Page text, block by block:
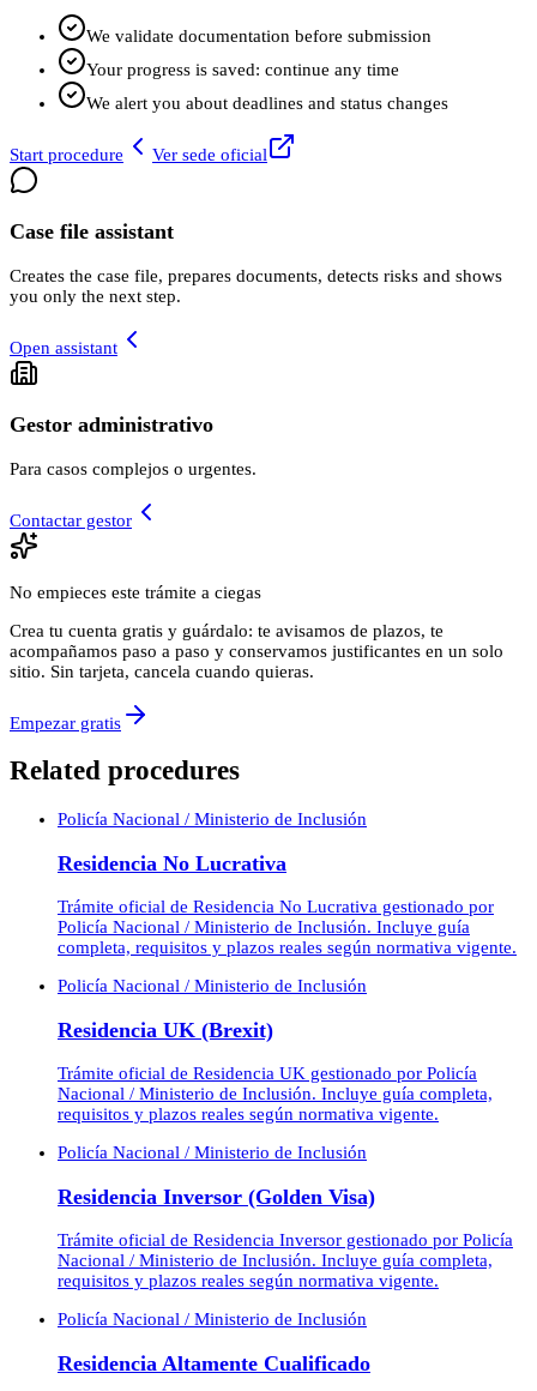
We validate documentation before submission
Your progress is saved: continue any time
We alert you about deadlines and status changes
Start procedure Ver sede oficial
Case file assistant
Creates the case file, prepares documents, detects risks and shows
you only the next step.
Open assistant
Gestor administrativo
Para casos complejos o urgentes.
Contactar gestor
No empieces este trámite a ciegas
Crea tu cuenta gratis y guárdalo: te avisamos de plazos, te
acompañamos paso a paso y conservamos justificantes en un solo
sitio. Sin tarjeta, cancela cuando quieras.
Empezar gratis
Related procedures
Policía Nacional / Ministerio de Inclusión
Residencia No Lucrativa
Trámite oficial de Residencia No Lucrativa gestionado por
Policía Nacional / Ministerio de Inclusión. Incluye guía
completa, requisitos y plazos reales según normativa vigente.
Policía Nacional / Ministerio de Inclusión
Residencia UK (Brexit)
Trámite oficial de Residencia UK gestionado por Policía
Nacional / Ministerio de Inclusión. Incluye guía completa,
requisitos y plazos reales según normativa vigente.
Policía Nacional / Ministerio de Inclusión
Residencia Inversor (Golden Visa)
Trámite oficial de Residencia Inversor gestionado por Policía
Nacional / Ministerio de Inclusión. Incluye guía completa,
requisitos y plazos reales según normativa vigente.
Policía Nacional / Ministerio de Inclusión
Residencia Altamente Cualificado